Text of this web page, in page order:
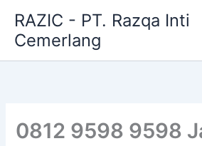
content
RAZIC - PT. Razqa Inti
Cemerlang
0812 9598 9598